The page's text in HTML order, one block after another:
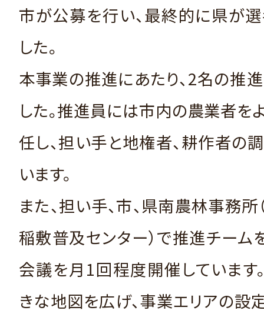
市が公募を行い、最終的に県が
した。
本事業の推進にあたり、2名の推
した。推進員には市内の農業者を
任し、担い手と地権者、耕作者の
います。
また、担い手、市、県南農林事務所
稲敷普及センター）で推進チーム
会議を月1回程度開催しています
きな地図を広げ、事業エリアの設